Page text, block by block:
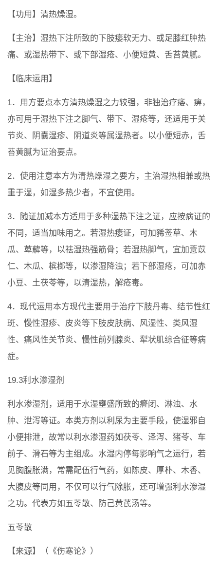
【功用】清热燥湿。
【主治】湿热下注所致的下肢痿软无力、或足膝红肿热
痛、或湿热带下、或下部湿疮、小便短黄、舌苔黄腻。
【临床运用】
1．用方要点本方清热燥湿之力较强，非独治疗痿、痹，
亦可用于湿热下注之脚气、带下、湿疮等，还适用于关
节炎、阴囊湿疹、阴道炎等属湿热者。以小便短赤，舌
苔黄腻为证治要点。
2．使用注意本方为清热燥湿之要方，主治湿热相兼或热
重于湿，如湿多热少者，不宜使用。
3．随证加减本方适用于多种湿热下注之证，应按病证的
不同，适当加味用之。若湿热痿证，可加豨莶草、木
瓜、萆薢等，以祛湿热强筋骨；若湿热脚气，宜加薏苡
仁、木瓜、槟榔等，以渗湿降浊；若下部湿疮，可加赤
小豆、土茯苓等，以清湿热，解疮毒。
4．现代运用本方现代主要用于治疗下肢丹毒、结节性红
斑、慢性湿疹、皮炎等下肢皮肤病、风湿性、类风湿
性、痛风性关节炎、慢性前列腺炎、犁状肌综合征等病
症。
19.3利水渗湿剂
利水渗湿剂，适用于水湿壅盛所致的癃闭、淋浊、水
肿、泄泻等证。本类方剂以利尿为主要手段，使湿邪自
小便排泄，故常以利水渗湿药如茯苓、泽泻、猪苓、车
前子、滑石等为主组成。水湿内停每影响气之运行，若
见胸腹胀满，常需配伍行气药，如陈皮、厚朴、木香、
大腹皮等同用，不仅可以行气除胀，还可增强利水渗湿
之功。代表方如五苓散、防己黄芪汤等。
五苓散
【来源】（《伤寒论》）